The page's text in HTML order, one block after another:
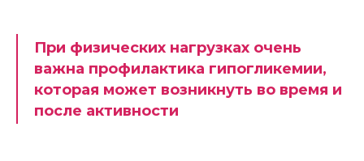
При физических нагрузках очень
важна профилактика гипогликемии,
которая может возникнуть во время и
после активности